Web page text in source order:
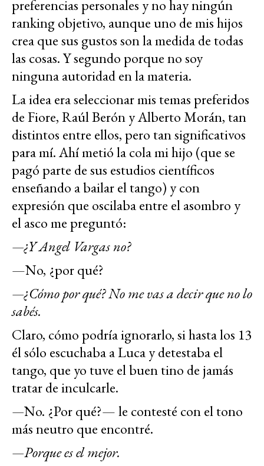
preferencias personales y no hay ningún
ranking objetivo, aunque uno de mis hijos
crea que sus gustos son la medida de todas
las cosas. Y segundo porque no soy
ninguna autoridad en la materia.
La idea era seleccionar mis temas preferidos
de Fiore, Raúl Berón y Alberto Morán, tan
distintos entre ellos, pero tan significativos
para mí. Ahí metió la cola mi hijo (que se
pagó parte de sus estudios científicos
enseñando a bailar el tango) y con
expresión que oscilaba entre el asombro y
el asco me preguntó:
—¿Y Angel Vargas no?
—No, ¿por qué?
—¿Cómo por qué? No me vas a decir que no lo
sabés.
Claro, cómo podría ignorarlo, si hasta los 13
él sólo escuchaba a Luca y detestaba el
tango, que yo tuve el buen tino de jamás
tratar de inculcarle.
—No. ¿Por qué?— le contesté con el tono
más neutro que encontré.
—Porque es el mejor.